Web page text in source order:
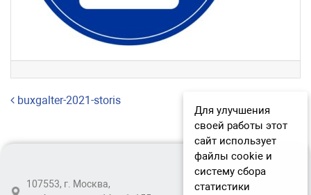
Навигация по записям
buxgalter-2021-storis
107553, г. Москва,
Для улучшения
своей работы этот
сайт использует
файлы cookie и
систему сбора
статистики